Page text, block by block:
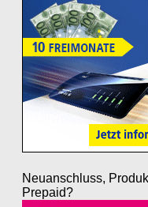
Neuanschluss,
Prepaid?